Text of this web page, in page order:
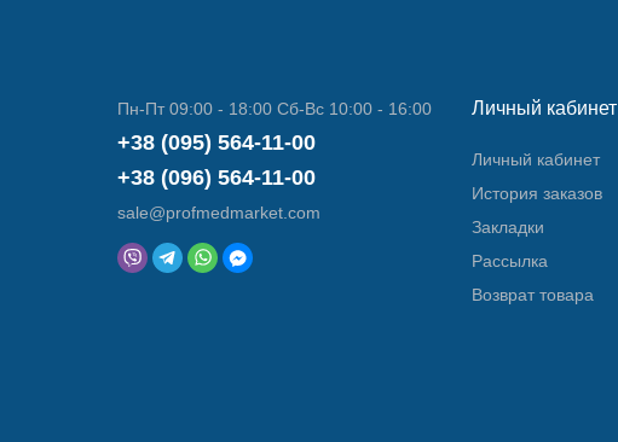
Пн-Пт 09:00 - 18:00 Сб-Вс 10:00 - 16:00
+38 (095) 564-11-00
+38 (096) 564-11-00
sale@profmedmarket.com
Личный кабинет
Личный кабинет
История заказов
Закладки
Рассылка
Возврат товара